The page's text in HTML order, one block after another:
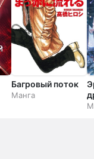
Багровый поток
Манга